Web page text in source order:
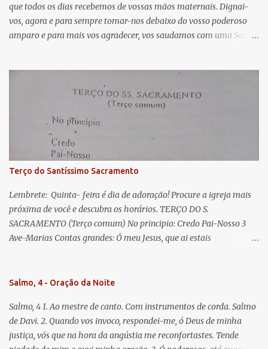
r
i
o
que todos os dias recebemos de vossas mãos maternais. Dignai-
vos, agora e para sempre tomar-nos debaixo do vosso poderoso
amparo e para mais vos agradecer, vos saudamos com uma Salve
lágrimas. Eia, pois, Advogada nossa, estes vossos olhos
misericordiosos a nós volvei, e depois deste desterro, mostrai-nos
Jesus. Bendito é o fruto do vosso ventre, ó clemente, ó piedosa, ó
doce e sempre Virgem Maria. Rogai por nós Santa Mãe de Deus.
Para que sejamos dignos das promessas de Cristo. Amém.
Terço do Santíssimo Sacramento
Lembrete: Quinta- feira é dia de adoração! Procure a igreja mais
próxima de você e descubra os horários. TERÇO DO S.
SACRAMENTO (Terço comum) No principio: Credo Pai-Nosso 3
Ave-Marias Contas grandes: Ó meu Jesus, que ai estais
Vós morra eu! Nas contas pequenas: Sacramento de Amor!
que nos salva, dá-nos Vossa força, Vosso perdão e a Vossa
misericórdia. (no fim) Rezar 3 vezes: Louvores e graças se deem a
cada momento ao Santíssimo e Diviníssimo Sacramento.
Salmo, 4 - Oração da Noite
Salmo, 4 1. Ao mestre de canto. Com instrumentos de corda. Salmo
de Davi. 2. Quando vos invoco, respondei-me, ó Deus de minha
justiça, vós que na hora da angústia me reconfortastes. Tende